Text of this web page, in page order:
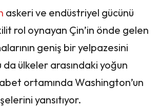
askeri ve endüstriyel gücünü
rol oynayan Çin’in önde gelen
geniş bir yelpazesini
ülkeler arasındaki yoğun
ortamında Washington’un
yansıtıyor.